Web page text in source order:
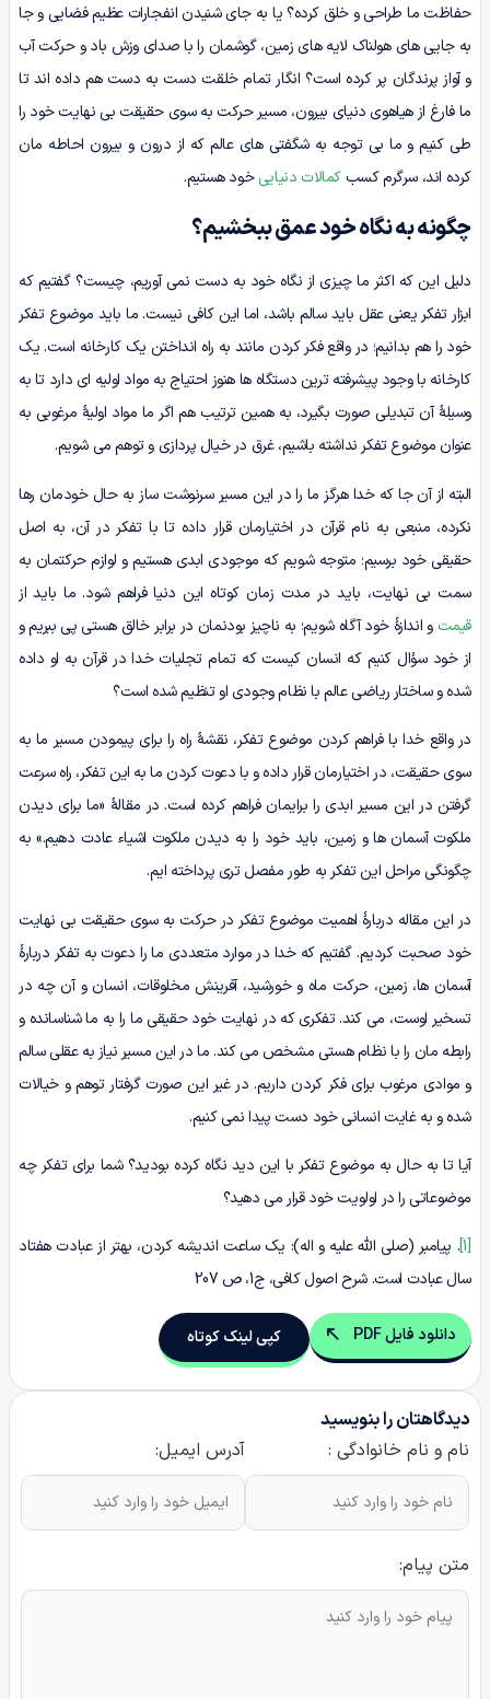
حفاظت ما طراحی و خلق کرده؟ یا به جای شنیدن انفجارات عظیم فضایی و جا
به جایی­ های هولناک لایه های زمین، گوشمان را با صدای وزش باد و حرکت آب
و آواز پرندگان پر کرده است؟ انگار تمام خلقت دست به دست هم داده اند تا
ما فارغ از هیاهوی دنیای بیرون، مسیر حرکت به سوی حقیقت بی نهایت خود را
طی کنیم و ما بی توجه به شگفتی های عالم که از درون و بیرون احاطه مان
کرده اند، سرگرم کسب کمالات دنیاییخود هستیم.
چگونه به نگاه خود عمق ببخشیم؟
دلیل این که اکثر ما چیزی از نگاه خود به دست نمی آوریم، چیست؟ گفتیم که
ابزار تفکر یعنی عقل باید سالم باشد، اما این کافی نیست. ما باید موضوع تفکر
خود را هم بدانیم؛ در واقع فکر کردن مانند به راه انداختن یک کارخانه است. یک
کارخانه با وجود پیشرفته ترین دستگاه ها هنوز احتیاج به مواد اولیه ای دارد تا به
وسیلۀ آن تبدیلی صورت بگیرد، به همین ترتیب هم اگر ما مواد اولیۀ مرغوبی به
عنوان موضوع تفکر نداشته باشیم، غرق در خیال پردازی و توهم می شویم.
البته از آن جا که خدا هرگز ما را در این مسیر سرنوشت ساز به حال خودمان رها
نکرده، منبعی به نام قرآن در اختیارمان قرار داده تا با تفکر در آن، به اصل
حقیقی خود برسیم؛ متوجه شویم که موجودی ابدی هستیم و لوازم حرکتمان به
سمت بی نهایت، باید در مدت زمان کوتاه این دنیا فراهم شود. ما باید از
قیمت و اندازۀ خود آگاه شویم؛ به ناچیز بودنمان در برابر خالق هستی پی ببریم و
از خود سؤال کنیم که انسان کیست که تمام تجلیات خدا در قرآن به او داده
شده و ساختار ریاضی عالم با نظام وجودی او تنظیم شده است؟
در واقع خدا با فراهم کردن موضوع تفکر، نقشۀ راه را برای پیمودن مسیر ما به
سوی حقیقت، در اختیارمان قرار داده و با دعوت کردن ما به این تفکر، راه سرعت
گرفتن در این مسیر ابدی را برایمان فراهم کرده است. در مقالۀ «ما برای دیدن
ملکوت آسمان ها و زمین، باید خود را به دیدن ملکوت اشیاء عادت دهیم.» به
چگونگی مراحل این تفکر به طور مفصل تری پرداخته ایم.
در این مقاله دربارۀ اهمیت موضوع تفکر در حرکت به سوی حقیقت بی نهایت
خود صحبت کردیم. گفتیم که خدا در موارد متعددی ما را دعوت به تفکر دربارۀ
آسمان ها، زمین، حرکت ماه و خورشید، آفرینش مخلوقات، انسان و آن چه در
تسخیر اوست، می کند. تفکری که در نهایت خود حقیقی ما را به ما شناسانده و
رابطه مان را با نظام هستی مشخص می کند. ما در این مسیر نیاز به عقلی سالم
و موادی مرغوب برای فکر کردن داریم. در غیر این صورت گرفتار توهم و خیالات
شده و به غایت انسانی خود دست پیدا نمی کنیم.
آیا تا به حال به موضوع تفکر با این دید نگاه کرده بودید؟ شما برای تفکر چه
موضوعاتی را در اولویت خود قرار می دهید؟
[1] . پیامبر (صلی الله علیه و اله): یک ساعت اندیشه کردن، بهتر از عبادت هفتاد
سال عبادت است. شرح اصول کافی، ج1، ص 207
دانلود فایل PDF کپی لینک کوتاه
دیدگاهتان را بنویسید
نام و نام خانوادگی :
آدرس ایمیل:
متن پیام: